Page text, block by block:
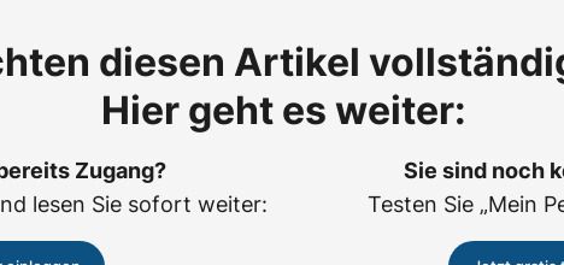
diesen Artikel
Hier geht es weiter:
Zugang?
lesen Sie sofort weiter:
Sie sind noch
Testen Sie „Mein